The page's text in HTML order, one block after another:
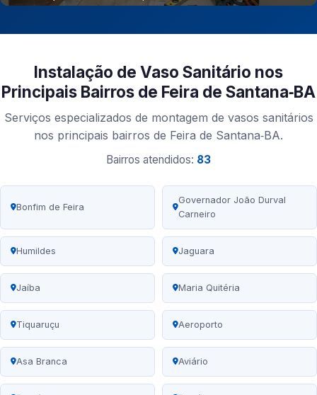
Instalação de Vaso Sanitário nos
Principais Bairros de Feira de Santana‑BA
Serviços especializados de montagem de vasos sanitários
nos principais bairros de Feira de Santana‑BA.
Bairros atendidos: 83
Bonfim de Feira
Governador João Durval
Carneiro
Humildes Jaguara
Jaíba Maria Quitéria
Tiquaruçu Aeroporto
Asa Branca Aviário